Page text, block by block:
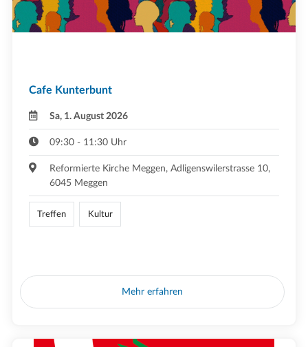
Cafe Kunterbunt
Sa, 1. August 2026
09:30 - 11:30 Uhr
Reformierte Kirche Meggen, Adligenswilerstrasse 10,
6045 Meggen
Treffen Kultur
Mehr erfahren